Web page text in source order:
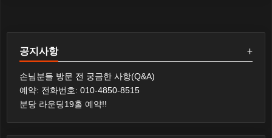
+
공지사항
손님분들 방문 전 궁금한 사항(Q&A)
예약: 전화번호: 010-4850-8515
분당 라운딩19홀 예약!!